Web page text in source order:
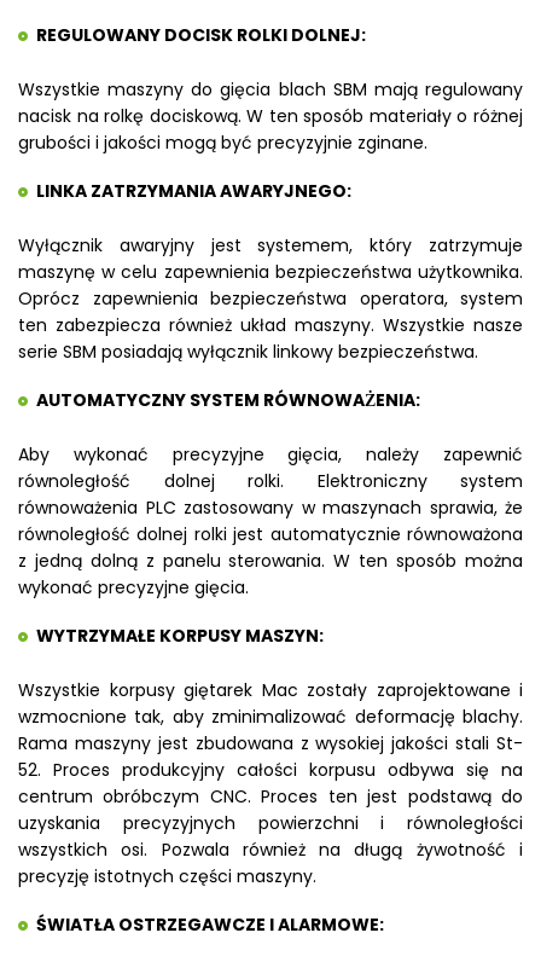
REGULOWANY DOCISK ROLKI DOLNEJ:
Wszystkie maszyny do gięcia blach SBM mają regulowany
nacisk na rolkę dociskową. W ten sposób materiały o różnej
grubości i jakości mogą być precyzyjnie zginane.
LINKA ZATRZYMANIA AWARYJNEGO:
Wyłącznik awaryjny jest systemem, który zatrzymuje
maszynę w celu zapewnienia bezpieczeństwa użytkownika.
Oprócz zapewnienia bezpieczeństwa operatora, system
ten zabezpiecza również układ maszyny. Wszystkie nasze
serie SBM posiadają wyłącznik linkowy bezpieczeństwa.
AUTOMATYCZNY SYSTEM RÓWNOWAŻENIA:
Aby wykonać precyzyjne gięcia, należy zapewnić
równoległość dolnej rolki. Elektroniczny system
równoważenia PLC zastosowany w maszynach sprawia, że
równoległość dolnej rolki jest automatycznie równoważona
z jedną dolną z panelu sterowania. W ten sposób można
wykonać precyzyjne gięcia.
WYTRZYMAŁE KORPUSY MASZYN:
Wszystkie korpusy giętarek Mac zostały zaprojektowane i
wzmocnione tak, aby zminimalizować deformację blachy.
Rama maszyny jest zbudowana z wysokiej jakości stali St-
52. Proces produkcyjny całości korpusu odbywa się na
centrum obróbczym CNC. Proces ten jest podstawą do
uzyskania precyzyjnych powierzchni i równoległości
wszystkich osi. Pozwala również na długą żywotność i
precyzję istotnych części maszyny.
ŚWIATŁA OSTRZEGAWCZE I ALARMOWE: